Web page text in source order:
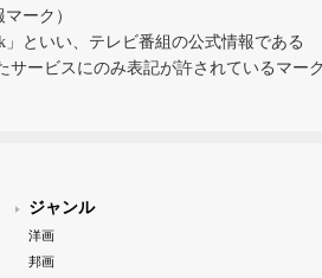
ーク）
」といい、テレビ番組の公式情報である
サービスにのみ表記が許されているマー
ジャンル
洋画
邦画